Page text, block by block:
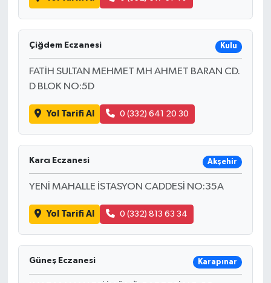
Çiğdem Eczanesi Kulu
FATİH SULTAN MEHMET MH AHMET BARAN CD.
D BLOK NO:5D
Yol Tarifi Al 0 (332) 641 20 30
Karcı Eczanesi Akşehir
YENİ MAHALLE İSTASYON CADDESİ NO:35A
Yol Tarifi Al 0 (332) 813 63 34
Güneş Eczanesi Karapınar